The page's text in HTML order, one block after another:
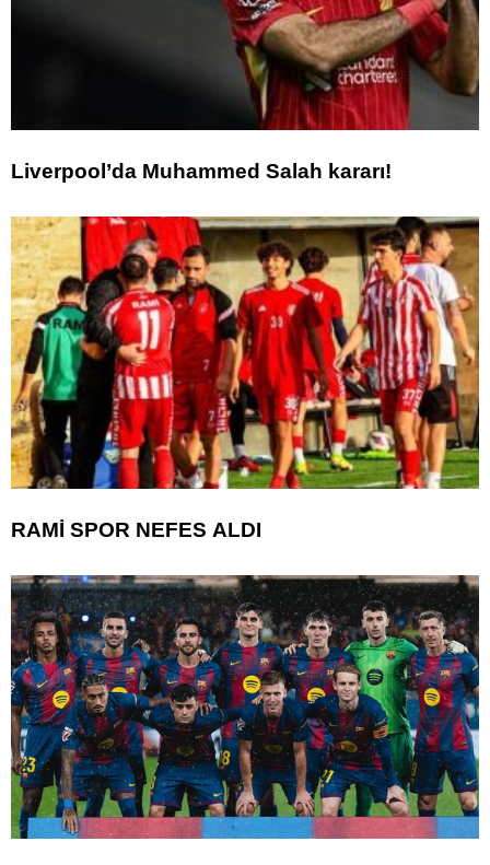
Liverpool’da Muhammed Salah kararı!
RAMİ SPOR NEFES ALDI